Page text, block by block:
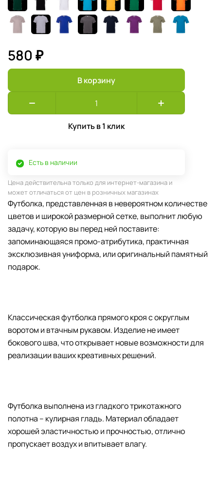
580 ₽
В корзину
Купить в 1 клик
Есть в наличии
Цена действительна только для интернет-магазина и
может отличаться от цен в розничных магазинах
Футболка, представленная в невероятном количестве
цветов и широкой размерной сетке, выполнит любую
задачу, которую вы перед ней поставите:
запоминающаяся промо-атрибутика, практичная
эксклюзивная униформа, или оригинальный памятный
подарок.
Классическая футболка прямого кроя с округлым
воротом и втачным рукавом. Изделие не имеет
бокового шва, что открывает новые возможности для
реализации ваших креативных решений.
Футболка выполнена из гладкого трикотажного
полотна – кулирная гладь. Материал обладает
хорошей эластичностью и прочностью, отлично
пропускает воздух и впитывает влагу.